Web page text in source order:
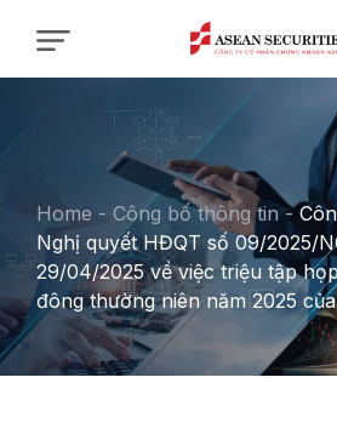
Home - Công bố thông tin-
Nghị quyết HĐQT số 09/2025/
29/04/2025 về việc triệu tập
đông thường niên năm 2025